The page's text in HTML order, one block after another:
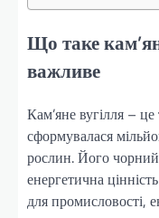
Що таке
важливе
Кам’яне вугілля –
сформувалася
рослин. Його
енергетична
для промисловості,